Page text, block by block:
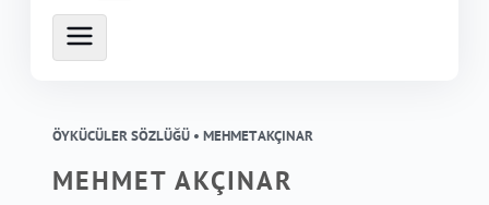
ÖYKÜCÜLER SÖZLÜĞÜ • MEHMET AKÇINAR
MEHMET AKÇINAR